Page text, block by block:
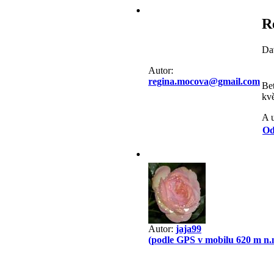
Autor:
regina.mocova@gmail.com
A
Autor: jaja99
(podle GPS v mobilu 620 m